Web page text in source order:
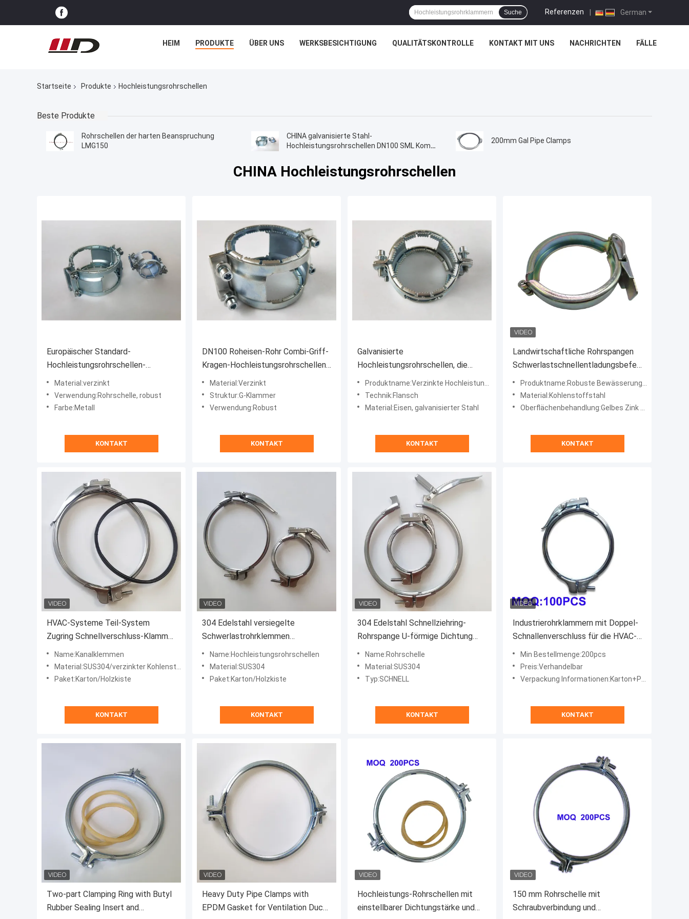
German
Referenzen |
Suche
HEIM PRODUKTE ÜBER UNS WERKSBESICHTIGUNG QUALITÄTSKONTROLLE KONTAKT MIT UNS NACHRICHTEN FÄLLE
Startseite Produkte Hochleistungsrohrschellen
Beste Produkte
Rohrschellen der harten Beanspruchung
LMG150
CHINA galvanisierte Stahl-
Hochleistungsrohrschellen DN100 SML Kombi
200mm Gal Pipe Clamps
CHINA Hochleistungsrohrschellen
Europäischer Standard-
Hochleistungsrohrschellen-
Klauenkupplungs-Griff-Kragen
galvanisiert
Material:verzinkt
Verwendung:Rohrschelle, robust
Farbe:Metall
KONTAKT
DN100 Roheisen-Rohr Combi-Griff-
Kragen-Hochleistungsrohrschellen
greifen Kragenklammer
Material:Verzinkt
Struktur:G-Klammer
Verwendung:Robust
KONTAKT
Galvanisierte
Hochleistungsrohrschellen, die
Griff-Kragen-Roheisen-Rohr Combi-
Griff-Kragen verbinden
Produktname:Verzinkte Hochleistungs-Rohrschellen, Kupplungs-Griffmanschette, Gusseisenrohr-Kombi-Griffmanschette
Technik:Flansch
Material:Eisen, galvanisierter Stahl
KONTAKT
Landwirtschaftliche Rohrspangen
für Bewässerungsrohre
Produktname:Robuste Bewässerungsrohrklemmen
Material:Kohlenstoffstahl
Oberflächenbehandlung:Gelbes Zink / Farbverzinkung
KONTAKT
HVAC-Systeme Teil-System
Zugring Schnellverschluss-Klammer
Spiralkanal-Klammer
Name:Kanalklemmen
Material:SUS304/verzinkter Kohlenstoffstahl
Paket:Karton/Holzkiste
KONTAKT
304 Edelstahl versiegelte
Schwerlastrohrklemmen
Schnellanschlussrohrklemmen
Name:Hochleistungsrohrschellen
Material:SUS304
Paket:Karton/Holzkiste
KONTAKT
304 Edelstahl Schnellziehring-
Rohrspange U-förmige Dichtung
Schnellverbindung Rohrspange
Name:Rohrschelle
Material:SUS304
Typ:SCHNELL
KONTAKT
Industrierohrklammern mit Doppel-
Schnallenverschluss für die HVAC-
Staubabsaugung im Größenbereich
von 80 bis 600 und 2,0 mm Dicke
Min Bestellmenge:200pcs
Preis:Verhandelbar
Verpackung Informationen:Karton+Palette/Holzkiste
KONTAKT
Two-part Clamping Ring with Butyl
Rubber Sealing Insert and
Heavy Duty Pipe Clamps with
EPDM Gasket for Ventilation Ducts
Hochleistungs-Rohrschellen mit
einstellbarer Dichtungstärke und
150 mm Rohrschelle mit
Schraubverbindung und